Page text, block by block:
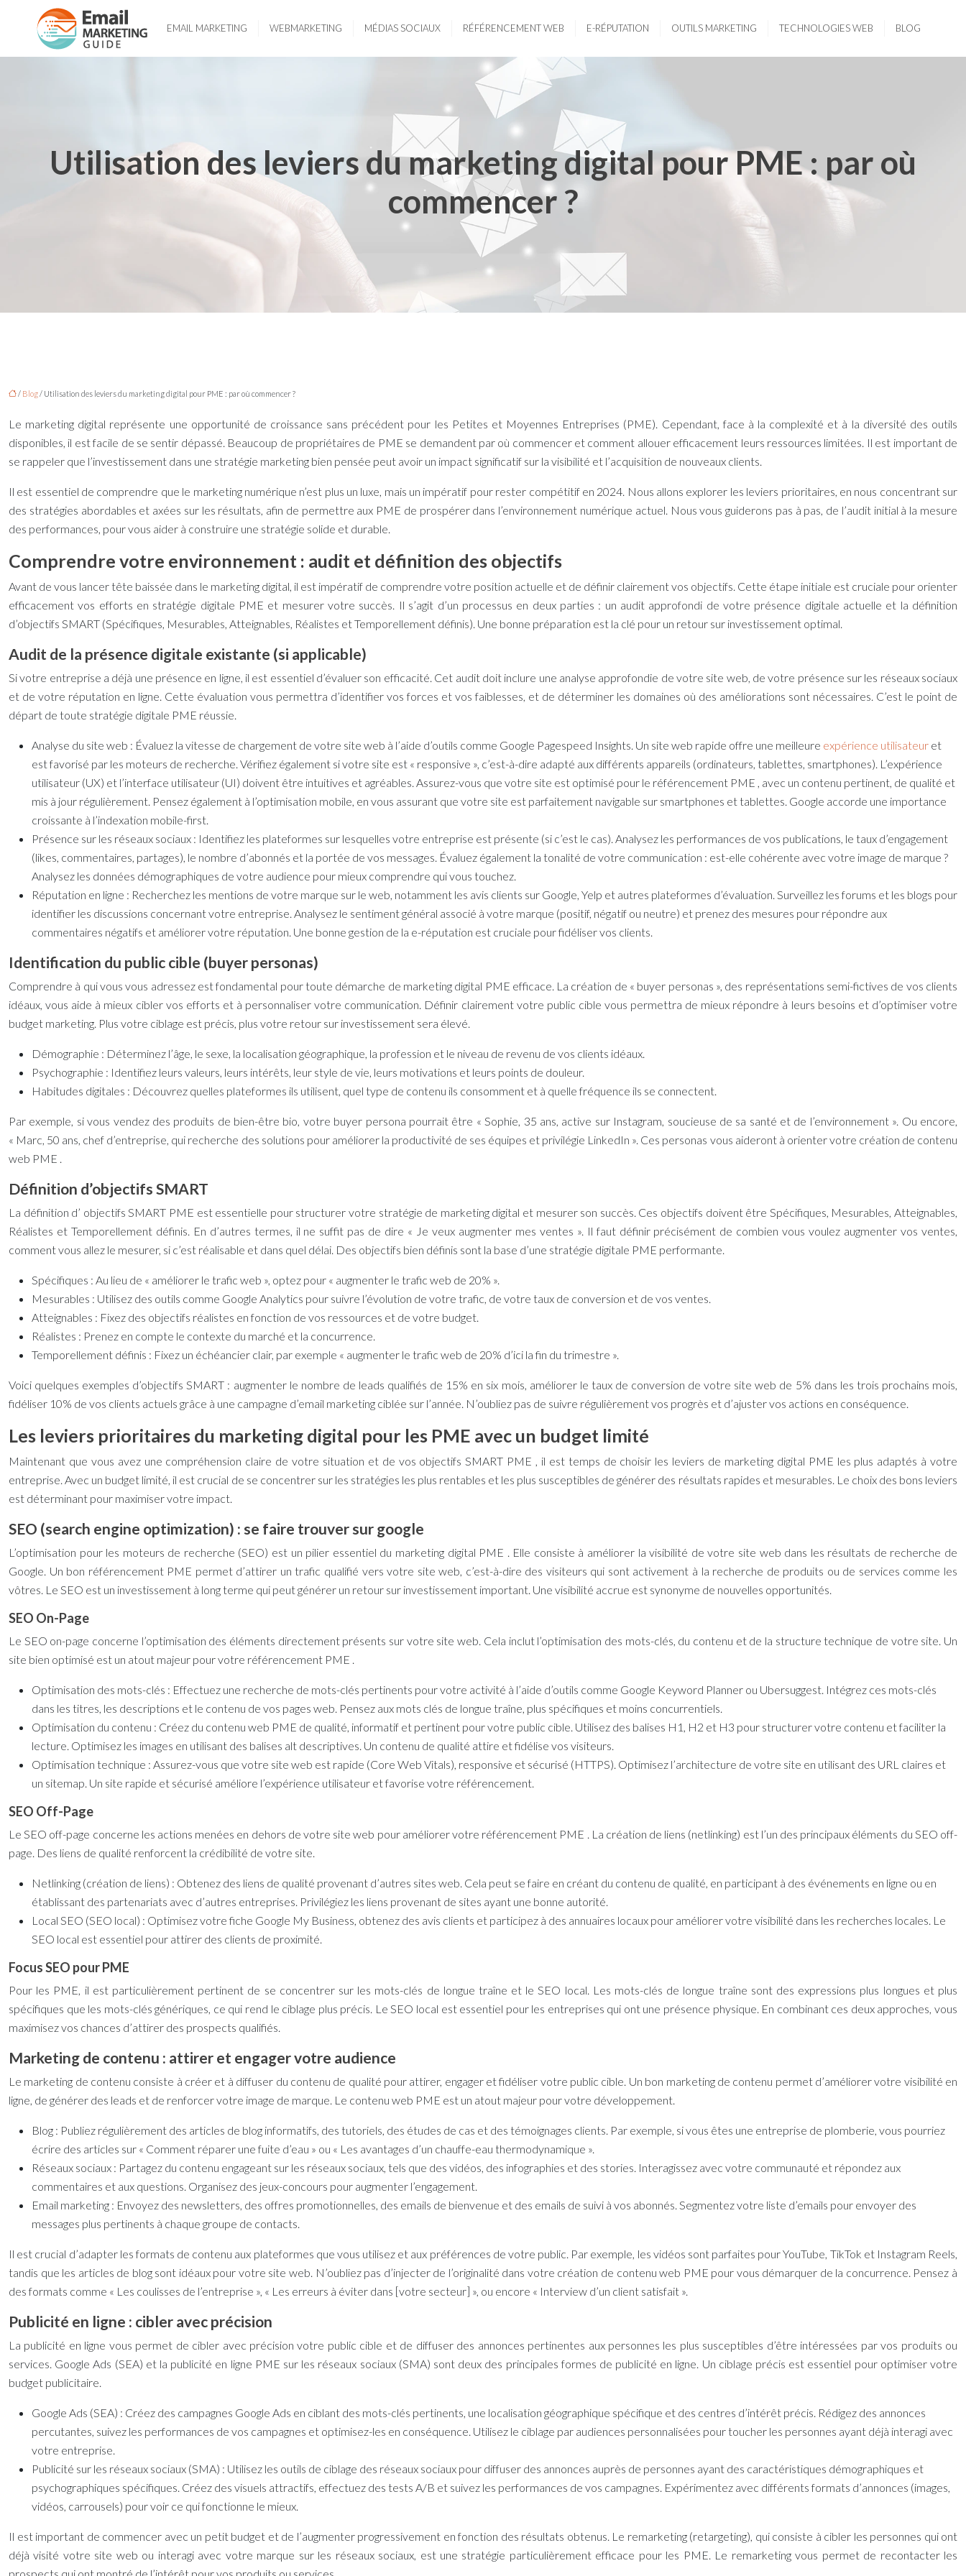
EMAIL MARKETING WEBMARKETING MÉDIAS SOCIAUX RÉFÉRENCEMENT WEB E-RÉPUTATION OUTILS MARKETING TECHNOLOGIES WEB BLOG
Utilisation des leviers du marketing digital pour PME : par où
commencer ?
/ Blog/ Utilisation des leviers du marketing digital pour PME : par où commencer ?
Le marketing digital représente une opportunité de croissance sans précédent pour les Petites et Moyennes Entreprises (PME). Cependant, face à la complexité et à la diversité des outils
disponibles, il est facile de se sentir dépassé. Beaucoup de propriétaires de PME se demandent par où commencer et comment allouer efficacement leurs ressources limitées. Il est important de
se rappeler que l’investissement dans une stratégie marketing bien pensée peut avoir un impact significatif sur la visibilité et l’acquisition de nouveaux clients.
Il est essentiel de comprendre que le marketing numérique n’est plus un luxe, mais un impératif pour rester compétitif en 2024. Nous allons explorer les leviers prioritaires, en nous concentrant sur
des stratégies abordables et axées sur les résultats, afin de permettre aux PME de prospérer dans l’environnement numérique actuel. Nous vous guiderons pas à pas, de l’audit initial à la mesure
des performances, pour vous aider à construire une stratégie solide et durable.
Comprendre votre environnement : audit et définition des objectifs
Avant de vous lancer tête baissée dans le marketing digital, il est impératif de comprendre votre position actuelle et de définir clairement vos objectifs. Cette étape initiale est cruciale pour orienter
efficacement vos efforts en stratégie digitale PME et mesurer votre succès. Il s’agit d’un processus en deux parties : un audit approfondi de votre présence digitale actuelle et la définition
d’objectifs SMART (Spécifiques, Mesurables, Atteignables, Réalistes et Temporellement définis). Une bonne préparation est la clé pour un retour sur investissement optimal.
Audit de la présence digitale existante (si applicable)
Si votre entreprise a déjà une présence en ligne, il est essentiel d’évaluer son efficacité. Cet audit doit inclure une analyse approfondie de votre site web, de votre présence sur les réseaux sociaux
et de votre réputation en ligne. Cette évaluation vous permettra d’identifier vos forces et vos faiblesses, et de déterminer les domaines où des améliorations sont nécessaires. C’est le point de
départ de toute stratégie digitale PME réussie.
Analyse du site web : Évaluez la vitesse de chargement de votre site web à l’aide d’outils comme Google Pagespeed Insights. Un site web rapide offre une meilleure expérience utilisateur et
est favorisé par les moteurs de recherche. Vérifiez également si votre site est « responsive », c’est-à-dire adapté aux différents appareils (ordinateurs, tablettes, smartphones). L’expérience
utilisateur (UX) et l’interface utilisateur (UI) doivent être intuitives et agréables. Assurez-vous que votre site est optimisé pour le référencement PME , avec un contenu pertinent, de qualité et
mis à jour régulièrement. Pensez également à l’optimisation mobile, en vous assurant que votre site est parfaitement navigable sur smartphones et tablettes. Google accorde une importance
croissante à l’indexation mobile-first.
Présence sur les réseaux sociaux : Identifiez les plateformes sur lesquelles votre entreprise est présente (si c’est le cas). Analysez les performances de vos publications, le taux d’engagement
(likes, commentaires, partages), le nombre d’abonnés et la portée de vos messages. Évaluez également la tonalité de votre communication : est-elle cohérente avec votre image de marque ?
Analysez les données démographiques de votre audience pour mieux comprendre qui vous touchez.
Réputation en ligne : Recherchez les mentions de votre marque sur le web, notamment les avis clients sur Google, Yelp et autres plateformes d’évaluation. Surveillez les forums et les blogs pour
identifier les discussions concernant votre entreprise. Analysez le sentiment général associé à votre marque (positif, négatif ou neutre) et prenez des mesures pour répondre aux
commentaires négatifs et améliorer votre réputation. Une bonne gestion de la e-réputation est cruciale pour fidéliser vos clients.
Identification du public cible (buyer personas)
Comprendre à qui vous vous adressez est fondamental pour toute démarche de marketing digital PME efficace. La création de « buyer personas », des représentations semi-fictives de vos clients
idéaux, vous aide à mieux cibler vos efforts et à personnaliser votre communication. Définir clairement votre public cible vous permettra de mieux répondre à leurs besoins et d’optimiser votre
budget marketing. Plus votre ciblage est précis, plus votre retour sur investissement sera élevé.
Démographie : Déterminez l’âge, le sexe, la localisation géographique, la profession et le niveau de revenu de vos clients idéaux.
Psychographie : Identifiez leurs valeurs, leurs intérêts, leur style de vie, leurs motivations et leurs points de douleur.
Habitudes digitales : Découvrez quelles plateformes ils utilisent, quel type de contenu ils consomment et à quelle fréquence ils se connectent.
Par exemple, si vous vendez des produits de bien-être bio, votre buyer persona pourrait être « Sophie, 35 ans, active sur Instagram, soucieuse de sa santé et de l’environnement ». Ou encore,
« Marc, 50 ans, chef d’entreprise, qui recherche des solutions pour améliorer la productivité de ses équipes et privilégie LinkedIn ». Ces personas vous aideront à orienter votre création de contenu
web PME .
Définition d’objectifs SMART
La définition d’ objectifs SMART PME est essentielle pour structurer votre stratégie de marketing digital et mesurer son succès. Ces objectifs doivent être Spécifiques, Mesurables, Atteignables,
Réalistes et Temporellement définis. En d’autres termes, il ne suffit pas de dire « Je veux augmenter mes ventes ». Il faut définir précisément de combien vous voulez augmenter vos ventes,
comment vous allez le mesurer, si c’est réalisable et dans quel délai. Des objectifs bien définis sont la base d’une stratégie digitale PME performante.
Spécifiques : Au lieu de « améliorer le trafic web », optez pour « augmenter le trafic web de 20% ».
Mesurables : Utilisez des outils comme Google Analytics pour suivre l’évolution de votre trafic, de votre taux de conversion et de vos ventes.
Atteignables : Fixez des objectifs réalistes en fonction de vos ressources et de votre budget.
Réalistes : Prenez en compte le contexte du marché et la concurrence.
Temporellement définis : Fixez un échéancier clair, par exemple « augmenter le trafic web de 20% d’ici la fin du trimestre ».
Voici quelques exemples d’objectifs SMART : augmenter le nombre de leads qualifiés de 15% en six mois, améliorer le taux de conversion de votre site web de 5% dans les trois prochains mois,
fidéliser 10% de vos clients actuels grâce à une campagne d’email marketing ciblée sur l’année. N’oubliez pas de suivre régulièrement vos progrès et d’ajuster vos actions en conséquence.
Les leviers prioritaires du marketing digital pour les PME avec un budget limité
Maintenant que vous avez une compréhension claire de votre situation et de vos objectifs SMART PME , il est temps de choisir les leviers de marketing digital PME les plus adaptés à votre
entreprise. Avec un budget limité, il est crucial de se concentrer sur les stratégies les plus rentables et les plus susceptibles de générer des résultats rapides et mesurables. Le choix des bons leviers
est déterminant pour maximiser votre impact.
SEO (search engine optimization) : se faire trouver sur google
L’optimisation pour les moteurs de recherche (SEO) est un pilier essentiel du marketing digital PME . Elle consiste à améliorer la visibilité de votre site web dans les résultats de recherche de
Google. Un bon référencement PME permet d’attirer un trafic qualifié vers votre site web, c’est-à-dire des visiteurs qui sont activement à la recherche de produits ou de services comme les
vôtres. Le SEO est un investissement à long terme qui peut générer un retour sur investissement important. Une visibilité accrue est synonyme de nouvelles opportunités.
SEO On-Page
Le SEO on-page concerne l’optimisation des éléments directement présents sur votre site web. Cela inclut l’optimisation des mots-clés, du contenu et de la structure technique de votre site. Un
site bien optimisé est un atout majeur pour votre référencement PME .
Optimisation des mots-clés : Effectuez une recherche de mots-clés pertinents pour votre activité à l’aide d’outils comme Google Keyword Planner ou Ubersuggest. Intégrez ces mots-clés
dans les titres, les descriptions et le contenu de vos pages web. Pensez aux mots clés de longue traîne, plus spécifiques et moins concurrentiels.
Optimisation du contenu : Créez du contenu web PME de qualité, informatif et pertinent pour votre public cible. Utilisez des balises H1, H2 et H3 pour structurer votre contenu et faciliter la
lecture. Optimisez les images en utilisant des balises alt descriptives. Un contenu de qualité attire et fidélise vos visiteurs.
Optimisation technique : Assurez-vous que votre site web est rapide (Core Web Vitals), responsive et sécurisé (HTTPS). Optimisez l’architecture de votre site en utilisant des URL claires et
un sitemap. Un site rapide et sécurisé améliore l’expérience utilisateur et favorise votre référencement.
SEO Off-Page
Le SEO off-page concerne les actions menées en dehors de votre site web pour améliorer votre référencement PME . La création de liens (netlinking) est l’un des principaux éléments du SEO off-
page. Des liens de qualité renforcent la crédibilité de votre site.
Netlinking (création de liens) : Obtenez des liens de qualité provenant d’autres sites web. Cela peut se faire en créant du contenu de qualité, en participant à des événements en ligne ou en
établissant des partenariats avec d’autres entreprises. Privilégiez les liens provenant de sites ayant une bonne autorité.
Local SEO (SEO local) : Optimisez votre fiche Google My Business, obtenez des avis clients et participez à des annuaires locaux pour améliorer votre visibilité dans les recherches locales. Le
SEO local est essentiel pour attirer des clients de proximité.
Focus SEO pour PME
Pour les PME, il est particulièrement pertinent de se concentrer sur les mots-clés de longue traîne et le SEO local. Les mots-clés de longue traîne sont des expressions plus longues et plus
spécifiques que les mots-clés génériques, ce qui rend le ciblage plus précis. Le SEO local est essentiel pour les entreprises qui ont une présence physique. En combinant ces deux approches, vous
maximisez vos chances d’attirer des prospects qualifiés.
Marketing de contenu : attirer et engager votre audience
Le marketing de contenu consiste à créer et à diffuser du contenu de qualité pour attirer, engager et fidéliser votre public cible. Un bon marketing de contenu permet d’améliorer votre visibilité en
ligne, de générer des leads et de renforcer votre image de marque. Le contenu web PME est un atout majeur pour votre développement.
Blog : Publiez régulièrement des articles de blog informatifs, des tutoriels, des études de cas et des témoignages clients. Par exemple, si vous êtes une entreprise de plomberie, vous pourriez
écrire des articles sur « Comment réparer une fuite d’eau » ou « Les avantages d’un chauffe-eau thermodynamique ».
Réseaux sociaux : Partagez du contenu engageant sur les réseaux sociaux, tels que des vidéos, des infographies et des stories. Interagissez avec votre communauté et répondez aux
commentaires et aux questions. Organisez des jeux-concours pour augmenter l’engagement.
Email marketing : Envoyez des newsletters, des offres promotionnelles, des emails de bienvenue et des emails de suivi à vos abonnés. Segmentez votre liste d’emails pour envoyer des
messages plus pertinents à chaque groupe de contacts.
Il est crucial d’adapter les formats de contenu aux plateformes que vous utilisez et aux préférences de votre public. Par exemple, les vidéos sont parfaites pour YouTube, TikTok et Instagram Reels,
tandis que les articles de blog sont idéaux pour votre site web. N’oubliez pas d’injecter de l’originalité dans votre création de contenu web PME pour vous démarquer de la concurrence. Pensez à
des formats comme « Les coulisses de l’entreprise », « Les erreurs à éviter dans [votre secteur] », ou encore « Interview d’un client satisfait ».
Publicité en ligne : cibler avec précision
La publicité en ligne vous permet de cibler avec précision votre public cible et de diffuser des annonces pertinentes aux personnes les plus susceptibles d’être intéressées par vos produits ou
services. Google Ads (SEA) et la publicité en ligne PME sur les réseaux sociaux (SMA) sont deux des principales formes de publicité en ligne. Un ciblage précis est essentiel pour optimiser votre
budget publicitaire.
Google Ads (SEA) : Créez des campagnes Google Ads en ciblant des mots-clés pertinents, une localisation géographique spécifique et des centres d’intérêt précis. Rédigez des annonces
percutantes, suivez les performances de vos campagnes et optimisez-les en conséquence. Utilisez le ciblage par audiences personnalisées pour toucher les personnes ayant déjà interagi avec
votre entreprise.
Publicité sur les réseaux sociaux (SMA) : Utilisez les outils de ciblage des réseaux sociaux pour diffuser des annonces auprès de personnes ayant des caractéristiques démographiques et
psychographiques spécifiques. Créez des visuels attractifs, effectuez des tests A/B et suivez les performances de vos campagnes. Expérimentez avec différents formats d’annonces (images,
vidéos, carrousels) pour voir ce qui fonctionne le mieux.
Il est important de commencer avec un petit budget et de l’augmenter progressivement en fonction des résultats obtenus. Le remarketing (retargeting), qui consiste à cibler les personnes qui ont
déjà visité votre site web ou interagi avec votre marque sur les réseaux sociaux, est une stratégie particulièrement efficace pour les PME. Le remarketing vous permet de recontacter les